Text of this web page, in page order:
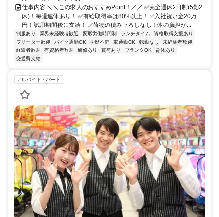
仕事内容 ＼＼この求人のおすすめPoint！／／ ✅完全週休2日制(5勤2
休)！毎週連休あり！ ✅有給取得率は80%以上！ ✅入社祝い金20万
円！試用期間後に支給！ ✅荷物の積み下ろしなし！体の負担が...
制服あり 業界未経験者歓迎 変形労働時間制 ランチタイム
資格取得支援あり
フリーター歓迎
バイク通勤OK 学歴不問 車通勤OK 転勤なし
未経験者歓迎
経験者歓迎
有資格者歓迎 研修あり 賞与あり ブランクOK
育休あり
交通費支給
アルバイト・パート